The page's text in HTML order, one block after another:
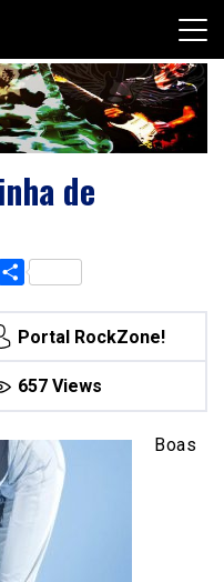
de
Messenger
Share
Portal RockZone!
657 Views
Boas